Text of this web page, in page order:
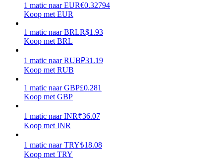
Macht varkentje
Verdien dagelijks competitieve beloningen
Uitzetten
Hoog rendement en directe toegang
1 matic naar EUR€0.32794
Koop met EUR
1 matic naar BRLR$1.93
Koop met BRL
1 matic naar RUB₽31.19
Koop met RUB
1 matic naar GBP£0.281
Koop met GBP
1 matic naar INR₹36.07
Koop met INR
1 matic naar TRY₺18.08
Koop met TRY